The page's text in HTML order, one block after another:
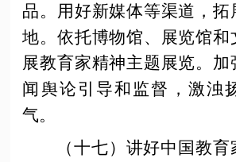
品。用好新媒体等渠道，拓
地。依托博物馆、展览馆和
展教育家精神主题展览。加
闻舆论引导和监督，激浊
气。
（十七）讲好中国教育